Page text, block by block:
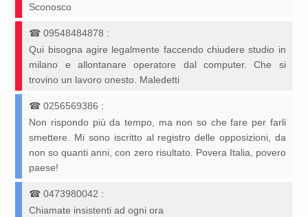
Sconosco
☎09548484878 :
Qui bisogna agire legalmente faccendo chiudere studio in
milano e allontanare operatore dal computer. Che si
trovino un lavoro onesto. Maledetti
☎0256569386 :
Non rispondo più da tempo, ma non so che fare per farli
smettere. Mi sono iscritto al registro delle opposizioni, da
non so quanti anni, con zero risultato. Povera Italia, povero
paese!
☎0473980042 :
Chiamate insistenti ad ogni ora